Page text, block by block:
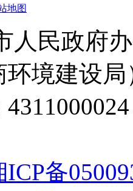
地图
人民政府
环境建设局
备